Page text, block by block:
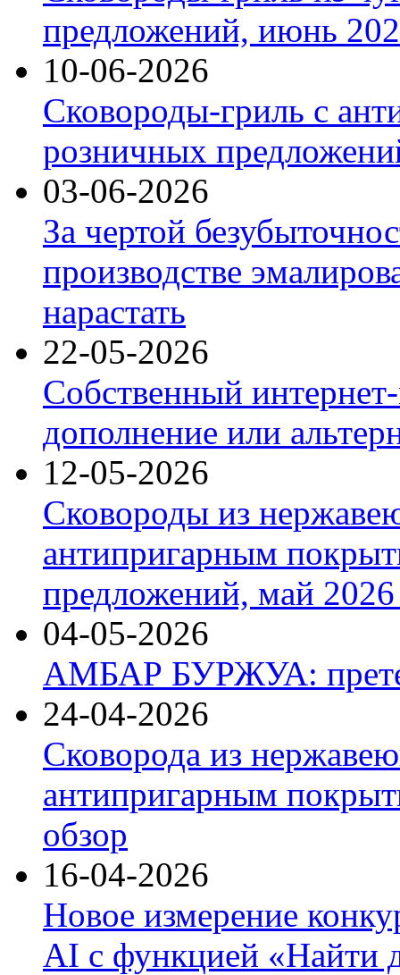
предложений, июнь
10-06-2026
Сковороды-гриль с
розничных
03-06-2026
За чертой
производстве
нарастать
22-05-2026
Собственный
дополнение или
12-05-2026
Сковороды из
антипригарным
предложений, май 2026
04-05-2026
АМБАР БУРЖУА:
24-04-2026
Сковорода из
антипригарным
обзор
16-04-2026
Новое измерение
AI с функцией «Найти